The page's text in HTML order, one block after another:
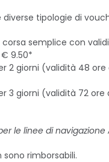
diverse tipologie di
semplice con
9.50*
2 giorni (validità 48
3 giorni (validità 72
le linee di navigazione
rimborsabili.